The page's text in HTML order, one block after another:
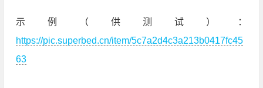
示例（供测试）：
https://pic.superbed.cn/item/5c7a2d4c3a213b0417fc45
63